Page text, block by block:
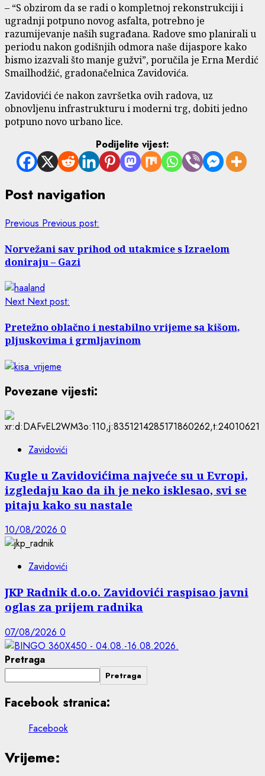
– “S obzirom da se radi o kompletnoj rekonstrukciji i
ugradnji potpuno novog asfalta, potrebno je
razumijevanje naših sugrađana. Radove smo planirali u
periodu nakon godišnjih odmora naše dijaspore kako
bismo izazvali što manje gužvi”, poručila je Erna Merdić
Smailhodžić, gradonačelnica Zavidovića.
Zavidovići će nakon završetka ovih radova, uz
obnovljenu infrastrukturu i moderni trg, dobiti jedno
potpuno novo urbano lice.
Podijelite vijest:
Post navigation
Previous Previous post:
Norvežani sav prihod od utakmice s Izraelom
doniraju – Gazi
Next Next post:
Pretežno oblačno i nestabilno vrijeme sa kišom,
pljuskovima i grmljavinom
Povezane vijesti:
Zavidovići
Kugle u Zavidovićima najveće su u Evropi,
izgledaju kao da ih je neko isklesao, svi se
pitaju kako su nastale
10/08/2026 0
Zavidovići
JKP Radnik d.o.o. Zavidovići raspisao javni
oglas za prijem radnika
07/08/2026 0
Pretraga
Pretraga
Facebook stranica:
Facebook
Vrijeme: